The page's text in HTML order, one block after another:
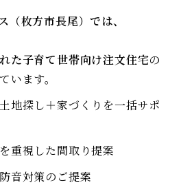
（枚方市長尾）では、
た子育て世帯向け注文住宅の
います。
地探し＋家づくりを一括サポ
重視した間取り提案
音対策のご提案